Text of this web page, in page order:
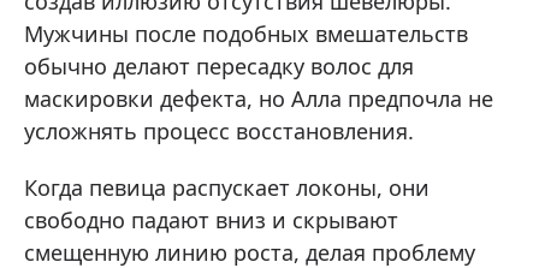
Мужчины после подобных вмешательств
обычно делают пересадку волос для
маскировки дефекта, но Алла предпочла не
усложнять процесс восстановления.
Когда певица распускает локоны, они
свободно падают вниз и скрывают
смещенную линию роста, делая проблему